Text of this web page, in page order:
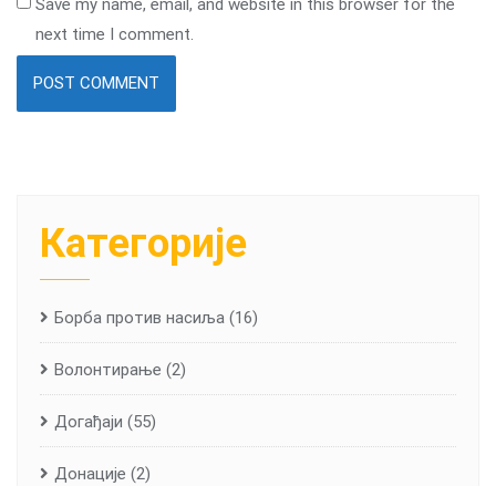
Save my name, email, and website in this browser for the
next time I comment.
Категорије
Борба против насиља (16)
Волонтирање (2)
Догађаји (55)
Донације (2)